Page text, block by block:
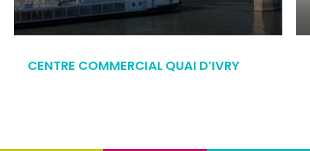
CENTRE COMMERCIAL QUAI D’IVRY